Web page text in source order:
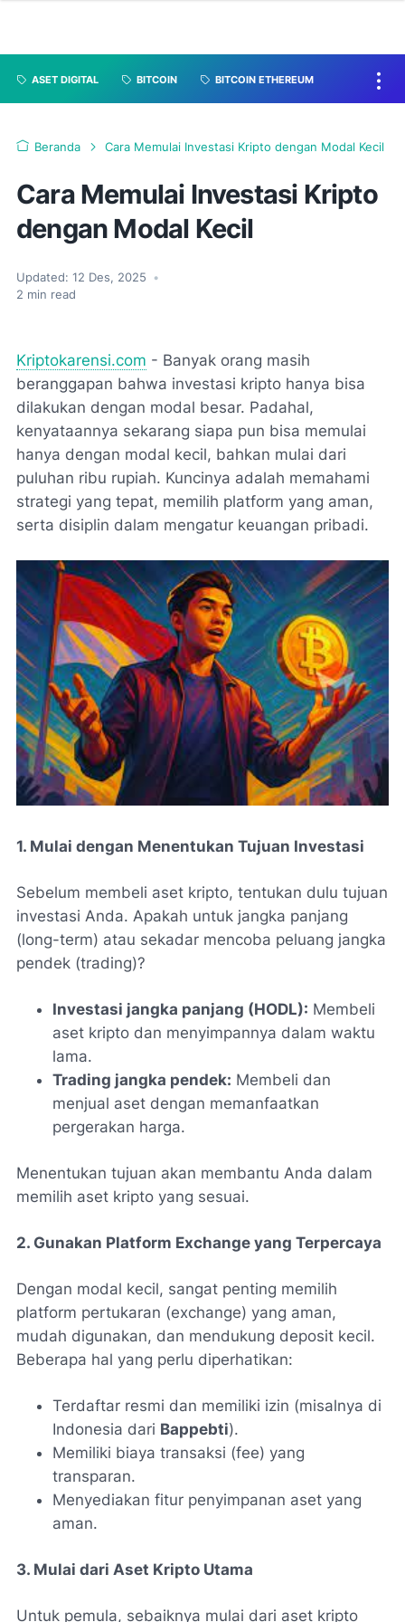
ASET DIGITAL BITCOIN BITCOIN ETHEREUM
Beranda Cara Memulai Investasi Kripto dengan Modal Kecil
Cara Memulai Investasi Kripto
dengan Modal Kecil
Updated: 12 Des, 2025
•
2 min read
Kriptokarensi.com - Banyak orang masih
beranggapan bahwa investasi kripto hanya bisa
dilakukan dengan modal besar. Padahal,
kenyataannya sekarang siapa pun bisa memulai
hanya dengan modal kecil, bahkan mulai dari
puluhan ribu rupiah. Kuncinya adalah memahami
strategi yang tepat, memilih platform yang aman,
serta disiplin dalam mengatur keuangan pribadi.
1. Mulai dengan Menentukan Tujuan Investasi
Sebelum membeli aset kripto, tentukan dulu tujuan
investasi Anda. Apakah untuk jangka panjang
(long-term) atau sekadar mencoba peluang jangka
pendek (trading)?
Investasi jangka panjang (HODL): Membeli
aset kripto dan menyimpannya dalam waktu
lama.
Trading jangka pendek: Membeli dan
menjual aset dengan memanfaatkan
pergerakan harga.
Menentukan tujuan akan membantu Anda dalam
memilih aset kripto yang sesuai.
2. Gunakan Platform Exchange yang Terpercaya
Dengan modal kecil, sangat penting memilih
platform pertukaran (exchange) yang aman,
mudah digunakan, dan mendukung deposit kecil.
Beberapa hal yang perlu diperhatikan:
Terdaftar resmi dan memiliki izin (misalnya di
Indonesia dari Bappebti).
Memiliki biaya transaksi (fee) yang
transparan.
Menyediakan fitur penyimpanan aset yang
aman.
3. Mulai dari Aset Kripto Utama
Untuk pemula, sebaiknya mulai dari aset kripto